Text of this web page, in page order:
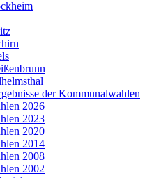
der Kommunalwahlen
2026
2023
2020
2014
2008
2002